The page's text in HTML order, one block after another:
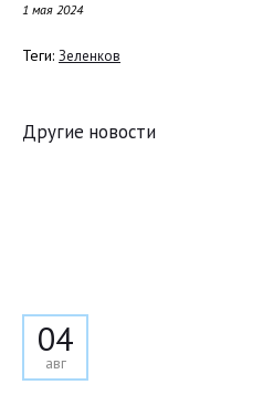
1 мая 2024
Теги: Зеленков
Другие новости
04
авг